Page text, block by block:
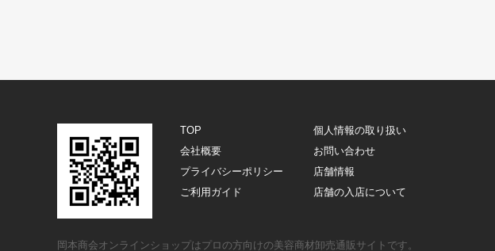
TOP
個人情報の取り扱い
会社概要
お問い合わせ
プライバシーポリシー
店舗情報
ご利用ガイド
店舗の入店について
岡本商会オンラインショップはプロの方向けの美容商材卸売通販サイトです。